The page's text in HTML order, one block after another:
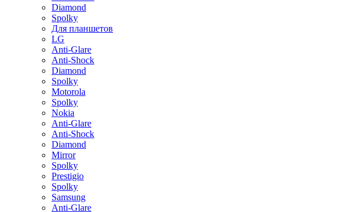
Diamond
Spolky
Для планшетов
LG
Anti-Glare
Anti-Shock
Diamond
Spolky
Motorola
Spolky
Nokia
Anti-Glare
Anti-Shock
Diamond
Mirror
Spolky
Prestigio
Spolky
Samsung
Anti-Glare